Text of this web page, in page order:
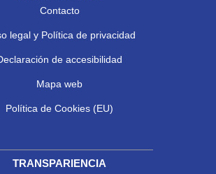
Contacto
legal y Política de privacidad
de accesibilidad
Mapa web
Política de Cookies (EU)
TRANSPARIENCIA